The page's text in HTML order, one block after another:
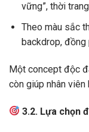
vững”, thời
Theo màu sắc
backdrop, đồng
Một concept độc
còn giúp nhân viên
3.2. Lựa chọn